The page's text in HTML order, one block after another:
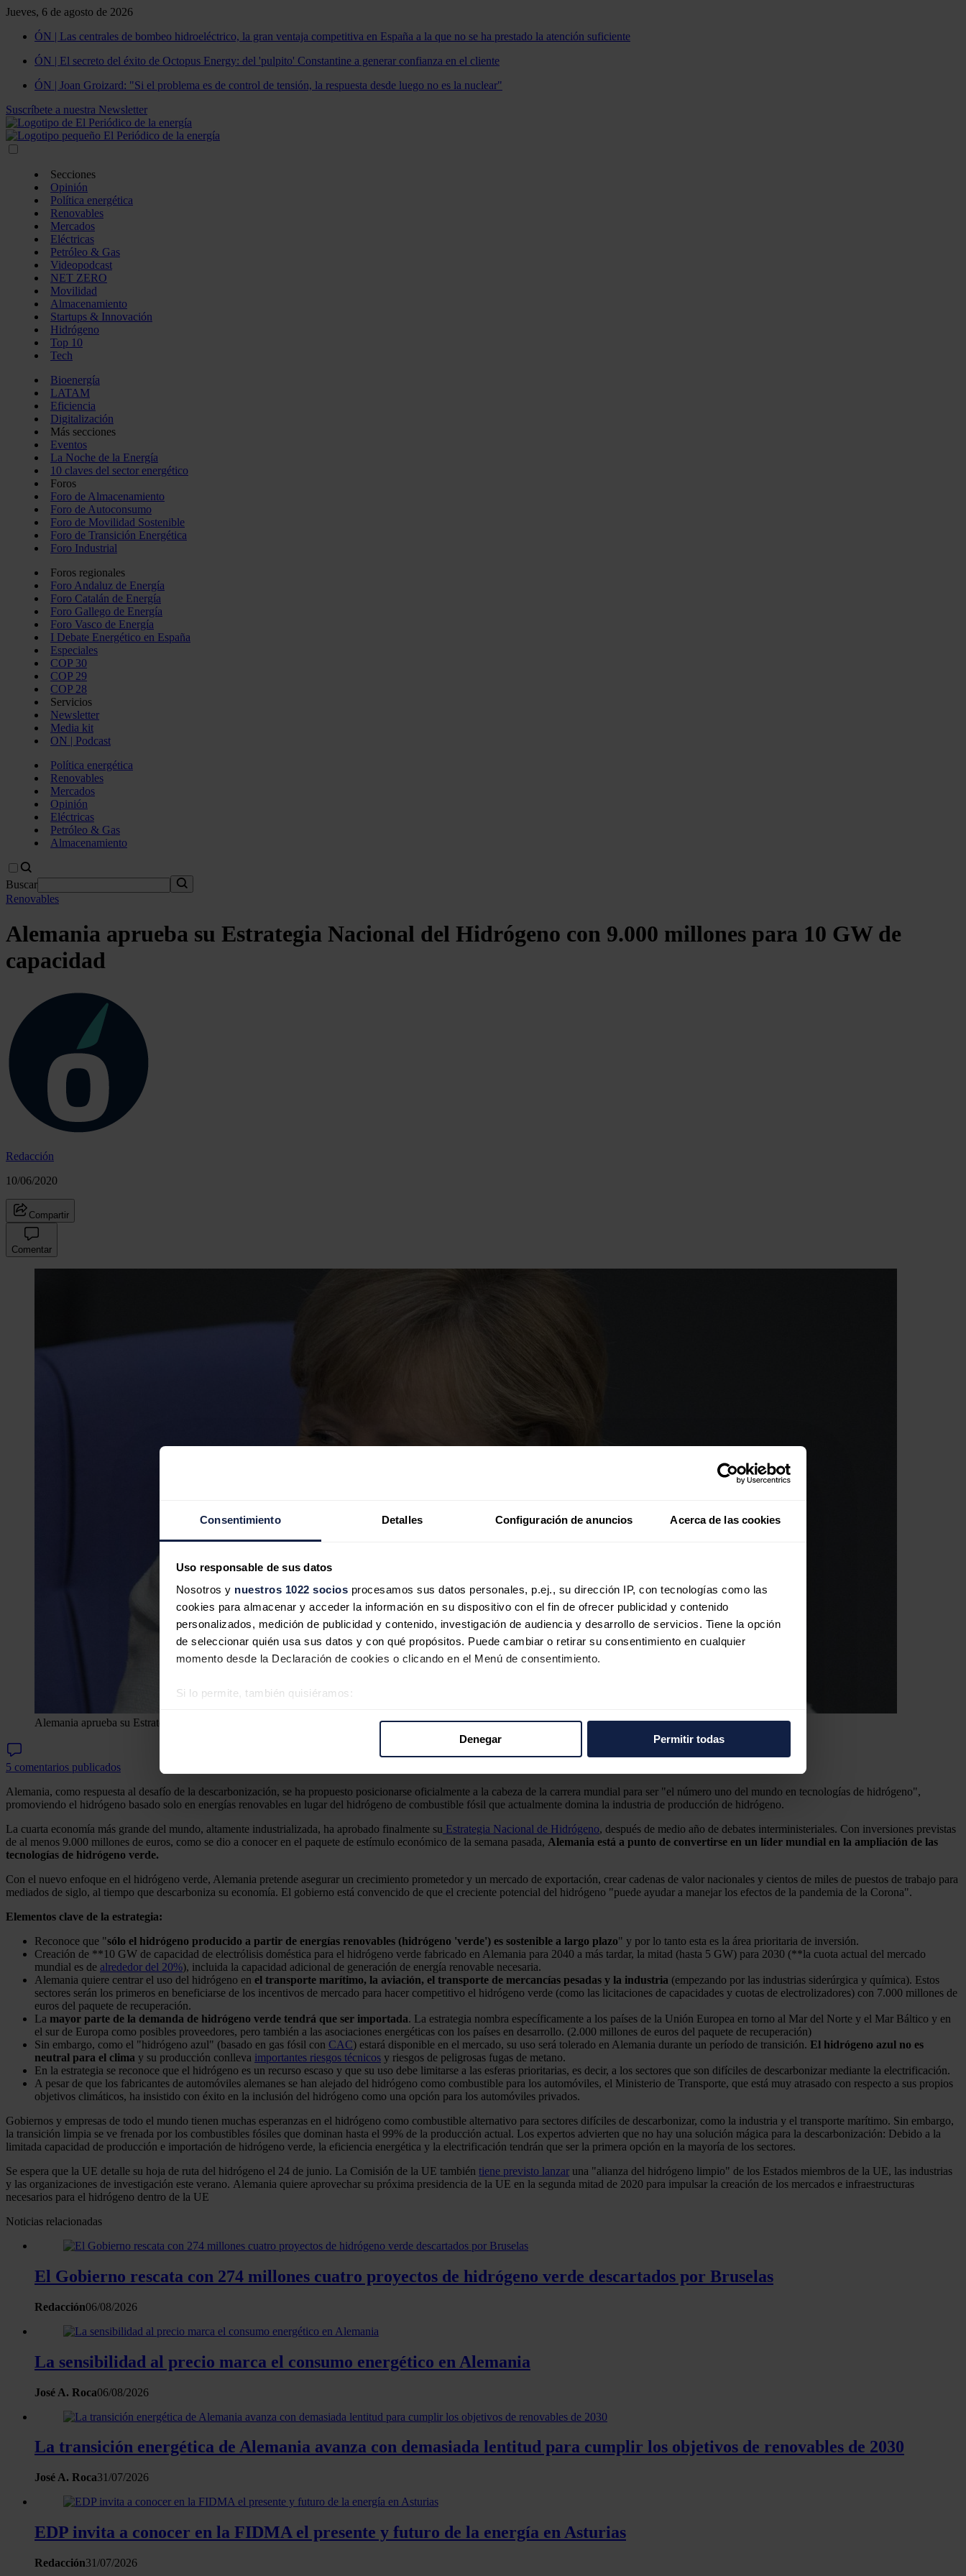
Consentimiento Detalles Configuración de anuncios Acerca de las cookies
Uso responsable de sus datos
Nosotros y nuestros 1022 socios procesamos sus datos personales, p.ej., su dirección IP, con tecnologías como las
cookies para almacenar y acceder la información en su dispositivo con el fin de ofrecer publicidad y contenido
personalizados, medición de publicidad y contenido, investigación de audiencia y desarrollo de servicios. Tiene la opción
de seleccionar quién usa sus datos y con qué propósitos. Puede cambiar o retirar su consentimiento en cualquier
momento desde la Declaración de cookies o clicando en el Menú de consentimiento.
Si lo permite, también quisiéramos:
Las cookies de este sitio web se usan para personalizar el contenido y los anuncios, ofrecer funciones de redes sociales
redes sociales, publicidad y análisis web, quienes pueden combinarla con otra información que les haya proporcionado o
Denegar Permitir todas
Jueves, 6 de agosto de 2026
ÓN | Las centrales de bombeo hidroeléctrico, la gran ventaja competitiva en España a la que no se ha prestado la atención suficiente
ÓN | El secreto del éxito de Octopus Energy: del 'pulpito' Constantine a generar confianza en el cliente
ÓN | Joan Groizard: "Si el problema es de control de tensión, la respuesta desde luego no es la nuclear"
Suscríbete a nuestra Newsletter
Secciones
Opinión
Política energética
Renovables
Mercados
Eléctricas
Petróleo & Gas
Videopodcast
NET ZERO
Movilidad
Almacenamiento
Startups & Innovación
Hidrógeno
Top 10
Tech
Bioenergía
LATAM
Eficiencia
Digitalización
Más secciones
Eventos
La Noche de la Energía
10 claves del sector energético
Foros
Foro de Almacenamiento
Foro de Autoconsumo
Foro de Movilidad Sostenible
Foro de Transición Energética
Foro Industrial
Foros regionales
Foro Andaluz de Energía
Foro Catalán de Energía
Foro Gallego de Energía
Foro Vasco de Energía
I Debate Energético en España
Especiales
COP 30
COP 29
COP 28
Servicios
Newsletter
Media kit
ON | Podcast
Política energética
Renovables
Mercados
Opinión
Eléctricas
Petróleo & Gas
Almacenamiento
Buscar
Renovables
Alemania aprueba su Estrategia Nacional del Hidrógeno con 9.000 millones para 10 GW de
capacidad
Redacción
10/06/2020
Compartir
Comentar
Alemania aprueba su Estrategia Nacional del Hidrógeno con 9.000 millones para 10 GW de capacidad
5 comentarios publicados
Alemania, como respuesta al desafío de la descarbonización, se ha propuesto posicionarse oficialmente a la cabeza de la carrera mundial para ser "el número uno del mundo en tecnologías de hidrógeno",
promoviendo el hidrógeno basado solo en energías renovables en lugar del hidrógeno de combustible fósil que actualmente domina la industria de producción de hidrógeno.
La cuarta economía más grande del mundo, altamente industrializada, ha aprobado finalmente su Estrategia Nacional de Hidrógeno, después de medio año de debates interministeriales. Con inversiones previstas
de al menos 9.000 millones de euros, como se dio a conocer en el paquete de estímulo económico de la semana pasada, Alemania está a punto de convertirse en un líder mundial en la ampliación de las
tecnologías de hidrógeno verde.
Con el nuevo enfoque en el hidrógeno verde, Alemania pretende asegurar un crecimiento prometedor y un mercado de exportación, crear cadenas de valor nacionales y cientos de miles de puestos de trabajo para
mediados de siglo, al tiempo que descarboniza su economía. El gobierno está convencido de que el creciente potencial del hidrógeno "puede ayudar a manejar los efectos de la pandemia de la Corona".
Elementos clave de la estrategia:
Reconoce que "sólo el hidrógeno producido a partir de energías renovables (hidrógeno 'verde') es sostenible a largo plazo" y por lo tanto esta es la área prioritaria de inversión.
Creación de **10 GW de capacidad de electrólisis doméstica para el hidrógeno verde fabricado en Alemania para 2040 a más tardar, la mitad (hasta 5 GW) para 2030 (**la cuota actual del mercado
mundial es de alrededor del 20%), incluida la capacidad adicional de generación de energía renovable necesaria.
Alemania quiere centrar el uso del hidrógeno en el transporte marítimo, la aviación, el transporte de mercancías pesadas y la industria (empezando por las industrias siderúrgica y química). Estos
sectores serán los primeros en beneficiarse de los incentivos de mercado para hacer competitivo el hidrógeno verde (como las licitaciones de capacidades y cuotas de electrolizadores) con 7.000 millones de
euros del paquete de recuperación.
La mayor parte de la demanda de hidrógeno verde tendrá que ser importada. La estrategia nombra específicamente a los países de la Unión Europea en torno al Mar del Norte y el Mar Báltico y en
el sur de Europa como posibles proveedores, pero también a las asociaciones energéticas con los países en desarrollo. (2.000 millones de euros del paquete de recuperación)
Sin embargo, como el "hidrógeno azul" (basado en gas fósil con CAC) estará disponible en el mercado, su uso será tolerado en Alemania durante un período de transición. El hidrógeno azul no es
neutral para el clima y su producción conlleva importantes riesgos técnicos y riesgos de peligrosas fugas de metano.
En la estrategia se reconoce que el hidrógeno es un recurso escaso y que su uso debe limitarse a las esferas prioritarias, es decir, a los sectores que son difíciles de descarbonizar mediante la electrificación.
A pesar de que los fabricantes de automóviles alemanes se han alejado del hidrógeno como combustible para los automóviles, el Ministerio de Transporte, que está muy atrasado con respecto a sus propios
objetivos climáticos, ha insistido con éxito en la inclusión del hidrógeno como una opción para los automóviles privados.
Gobiernos y empresas de todo el mundo tienen muchas esperanzas en el hidrógeno como combustible alternativo para sectores difíciles de descarbonizar, como la industria y el transporte marítimo. Sin embargo,
la transición limpia se ve frenada por los combustibles fósiles que dominan hasta el 99% de la producción actual. Los expertos advierten que no hay una solución mágica para la descarbonización: Debido a la
limitada capacidad de producción e importación de hidrógeno verde, la eficiencia energética y la electrificación tendrán que ser la primera opción en la mayoría de los sectores.
Se espera que la UE detalle su hoja de ruta del hidrógeno el 24 de junio. La Comisión de la UE también tiene previsto lanzar una "alianza del hidrógeno limpio" de los Estados miembros de la UE, las industrias
y las organizaciones de investigación este verano. Alemania quiere aprovechar su próxima presidencia de la UE en la segunda mitad de 2020 para impulsar la creación de los mercados e infraestructuras
necesarios para el hidrógeno dentro de la UE
Noticias relacionadas
El Gobierno rescata con 274 millones cuatro proyectos de hidrógeno verde descartados por Bruselas
Redacción06/08/2026
La sensibilidad al precio marca el consumo energético en Alemania
José A. Roca06/08/2026
La transición energética de Alemania avanza con demasiada lentitud para cumplir los objetivos de renovables de 2030
José A. Roca31/07/2026
EDP invita a conocer en la FIDMA el presente y futuro de la energía en Asturias
Redacción31/07/2026